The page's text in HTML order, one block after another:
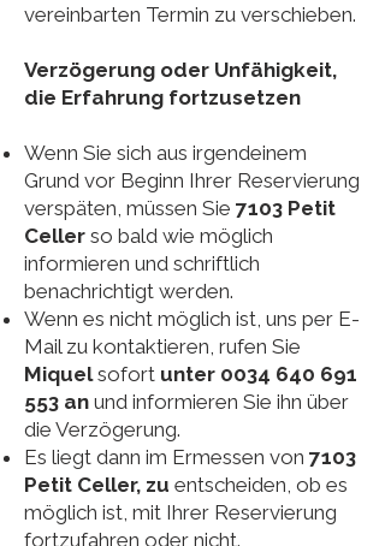
vereinbarten Termin zu verschieben.
Verzögerung oder Unfähigkeit,
die Erfahrung fortzusetzen
Wenn Sie sich aus irgendeinem
Grund vor Beginn Ihrer Reservierung
verspäten, müssen Sie 7103 Petit
Celler so bald wie möglich
informieren und schriftlich
benachrichtigt werden.
Wenn es nicht möglich ist, uns per E-
Mail zu kontaktieren, rufen Sie
Miquelsofort unter 0034 640 691
553 an und informieren Sie ihn über
die Verzögerung.
Es liegt dann im Ermessen von 7103
Petit Celler, zu entscheiden, ob es
möglich ist, mit Ihrer Reservierung
fortzufahren oder nicht.